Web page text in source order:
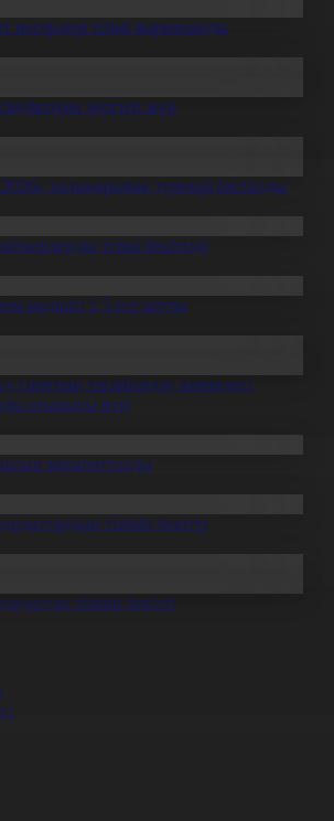
иегерлері тізімі жарияланды
зерттеп жүр
халықаралық турнирі басталды
тізімі бекітілді
өндірісі 1,5 есе артты
грантын тағайындау жөніндегі
отырысы өтті
марапатталды
тізімін бекітті
тізімін бекітті